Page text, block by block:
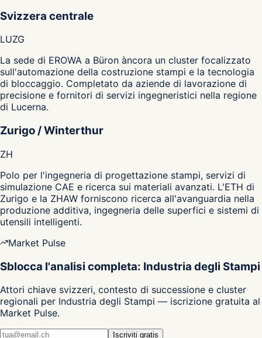
Svizzera centrale
LUZG
La sede di EROWA a Büron àncora un cluster focalizzato
sull'automazione della costruzione stampi e la tecnologia
di bloccaggio. Completato da aziende di lavorazione di
precisione e fornitori di servizi ingegneristici nella regione
di Lucerna.
Zurigo / Winterthur
ZH
Polo per l'ingegneria di progettazione stampi, servizi di
simulazione CAE e ricerca sui materiali avanzati. L'ETH di
Zurigo e la ZHAW forniscono ricerca all'avanguardia nella
produzione additiva, ingegneria delle superfici e sistemi di
utensili intelligenti.
Market Pulse
Sblocca l'analisi completa: Industria degli Stampi
Attori chiave svizzeri, contesto di successione e cluster
regionali per Industria degli Stampi — iscrizione gratuita al
Market Pulse.
Iscriviti gratis